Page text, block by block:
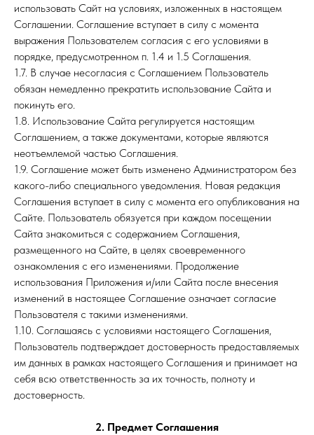
использовать Сайт на условиях, изложенных в настоящем
Соглашении. Соглашение вступает в силу с момента
выражения Пользователем согласия с его условиями в
порядке, предусмотренном п. 1.4 и 1.5 Соглашения.
1.7. В случае несогласия с Соглашением Пользователь
обязан немедленно прекратить использование Сайта и
покинуть его.
1.8. Использование Сайта регулируется настоящим
Соглашением, а также документами, которые являются
неотъемлемой частью Соглашения.
1.9. Соглашение может быть изменено Администратором без
какого-либо специального уведомления. Новая редакция
Соглашения вступает в силу с момента его опубликования на
Сайте. Пользователь обязуется при каждом посещении
Сайта знакомиться с содержанием Соглашения,
размещенного на Сайте, в целях своевременного
ознакомления с его изменениями. Продолжение
использования Приложения и/или Сайта после внесения
изменений в настоящее Соглашение означает согласие
Пользователя с такими изменениями.
1.10. Соглашаясь с условиями настоящего Соглашения,
Пользователь подтверждает достоверность предоставляемых
им данных в рамках настоящего Соглашения и принимает на
себя всю ответственность за их точность, полноту и
достоверность.
2. Предмет Соглашения